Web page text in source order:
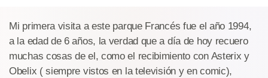
Mi primera visita a este parque Francés fue el año 1994,
a la edad de 6 años, la verdad que a día de hoy recuero
muchas cosas de el, como el recibimiento con Asterix y
Obelix ( siempre vistos en la televisión y en comic),